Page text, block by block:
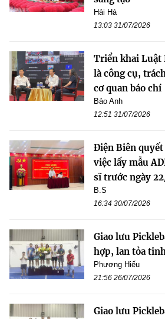
Hải Hà
13:03 31/07/2026
Triển khai Luật
là công cụ,
cơ quan báo chí
Bảo Anh
12:51 31/07/2026
Điện Biên
việc lấy mẫu
sĩ trước ngày
B.S
16:34 30/07/2026
Giao lưu
hợp, lan tỏa
Phương Hiếu
21:56 26/07/2026
Giao lưu